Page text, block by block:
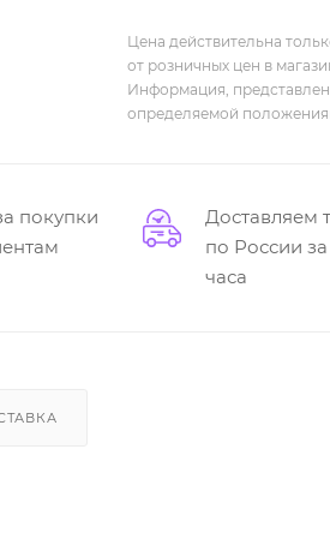
Цена действительна
от розничных цен в
Информация,
определяемой
покупки
Доставляем
по России за
часа